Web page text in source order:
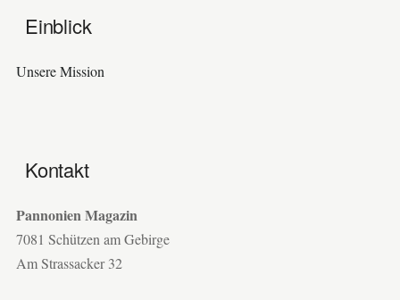
Einblick
Unsere Mission
Kontakt
Pannonien Magazin
7081 Schützen am Gebirge
Am Strassacker 32